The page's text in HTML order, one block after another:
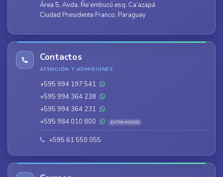
Área 5, Avda. Ñe’embucú esq. Ca’azapá
Ciudad Presidente Franco, Paraguay
Contactos
ATENCIÓN Y ADMISIONES
+595 994 197 541
+595 994 364 238
+595 994 364 231
+595 984 010 800
EXTRANJEROS
+595 61 550 055